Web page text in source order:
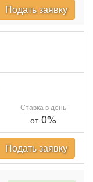
Подать заявку
Ставка в день
от0%
Подать заявку